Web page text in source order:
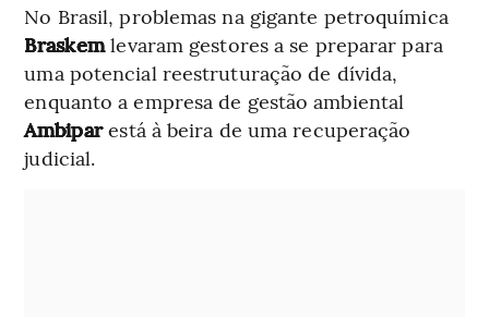
No Brasil, problemas na gigante petroquímica
Braskemlevaram gestores a se preparar para
uma potencial reestruturação de dívida,
enquanto a empresa de gestão ambiental
Ambiparestá à beira de uma recuperação
judicial.